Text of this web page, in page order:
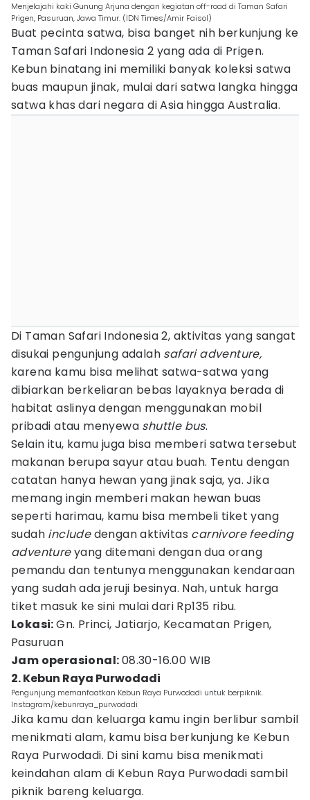
Menjelajahi kaki Gunung Arjuna dengan kegiatan off-road di Taman Safari
Prigen, Pasuruan, Jawa Timur. (IDN Times/Amir Faisol)
Buat pecinta satwa, bisa banget nih berkunjung ke
Taman Safari Indonesia 2 yang ada di Prigen.
Kebun binatang ini memiliki banyak koleksi satwa
buas maupun jinak, mulai dari satwa langka hingga
satwa khas dari negara di Asia hingga Australia.
Di Taman Safari Indonesia 2, aktivitas yang sangat
disukai pengunjung adalah safari adventure,
karena kamu bisa melihat satwa-satwa yang
dibiarkan berkeliaran bebas layaknya berada di
habitat aslinya dengan menggunakan mobil
pribadi atau menyewa shuttle bus.
Selain itu, kamu juga bisa memberi satwa tersebut
makanan berupa sayur atau buah. Tentu dengan
catatan hanya hewan yang jinak saja, ya. Jika
memang ingin memberi makan hewan buas
seperti harimau, kamu bisa membeli tiket yang
sudah includedengan aktivitas carnivore feeding
adventureyang ditemani dengan dua orang
pemandu dan tentunya menggunakan kendaraan
yang sudah ada jeruji besinya. Nah, untuk harga
tiket masuk ke sini mulai dari Rp135 ribu.
Lokasi:Gn. Princi, Jatiarjo, Kecamatan Prigen,
Pasuruan
Jam operasional:08.30-16.00 WIB
2. Kebun Raya Purwodadi
Pengunjung memanfaatkan Kebun Raya Purwodadi untuk berpiknik.
Instagram/kebunraya_purwodadi
Jika kamu dan keluarga kamu ingin berlibur sambil
menikmati alam, kamu bisa berkunjung ke Kebun
Raya Purwodadi. Di sini kamu bisa menikmati
keindahan alam di Kebun Raya Purwodadi sambil
piknik bareng keluarga.